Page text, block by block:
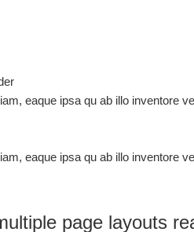
eaque ipsa qu ab illo inventore
eaque ipsa qu ab illo inventore
page layouts